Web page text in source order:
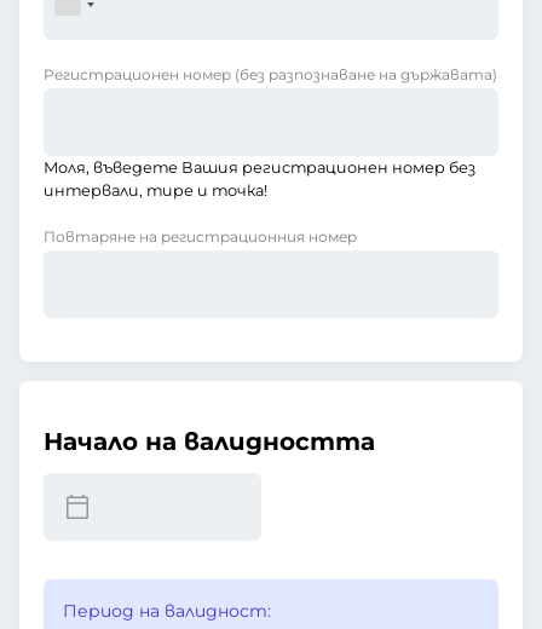
Регистрационен номер (без разпознаване на държавата)
Моля, въведете Вашия регистрационен номер без
интервали, тире и точка!
Повтаряне на регистрационния номер
Начало на валидността
Период на валидност: